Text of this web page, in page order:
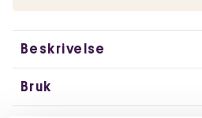
Beskrivelse
Bruk